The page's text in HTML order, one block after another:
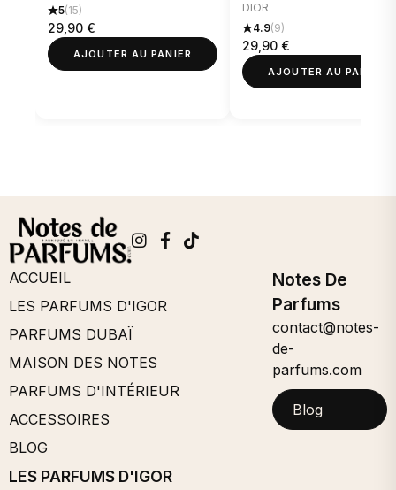
5(15)
29,90 €
AJOUTER AU PANIER
DIOR
4.9(9)
29,90 €
AJOUTER AU PANIER
ACCUEIL
LES PARFUMS D'IGOR
PARFUMS DUBAÏ
MAISON DES NOTES
PARFUMS D'INTÉRIEUR
ACCESSOIRES
BLOG
LES PARFUMS D'IGOR
Notes De
Parfums
contact@notes-
de-
parfums.com
Blog